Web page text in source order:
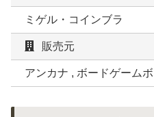
ミゲル・コインブラ
販売元
アンカナ , ボードゲーム